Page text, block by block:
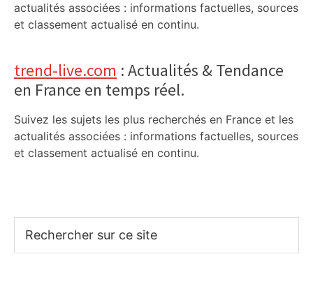
actualités associées : informations factuelles, sources
et classement actualisé en continu.
trend-live.com : Actualités & Tendance
en France en temps réel.
Suivez les sujets les plus recherchés en France et les
actualités associées : informations factuelles, sources
et classement actualisé en continu.
sur